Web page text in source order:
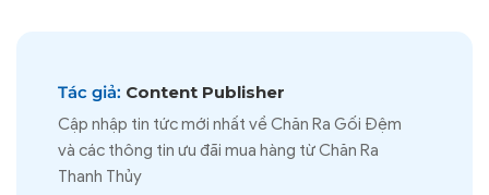
Tác giả: Content Publisher
Cập nhập tin tức mới nhất về Chăn Ra Gối Đệm
và các thông tin ưu đãi mua hàng từ Chăn Ra
Thanh Thủy